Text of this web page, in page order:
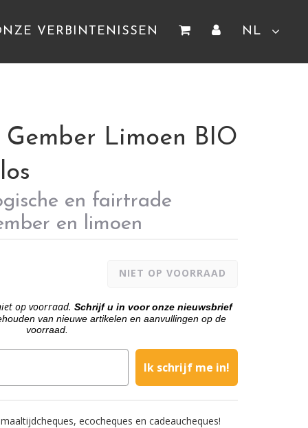
VERBINTENISSEN NL
Gember Limoen BIO
en fairtrade
en limoen
NIET OP VOORRAAD
op voorraad. Schrijf u in voor onze nieuwsbrief
van nieuwe artikelen en aanvullingen op de
voorraad.
Ik schrijf me in!
ecocheques en cadeaucheques!